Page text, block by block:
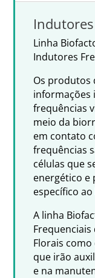
Linha
Indutores
Os produtos
informações
frequências
meio da
em contato
frequências
células que
energético e
específico
A linha
Frequenciais
Florais
que irão
e na